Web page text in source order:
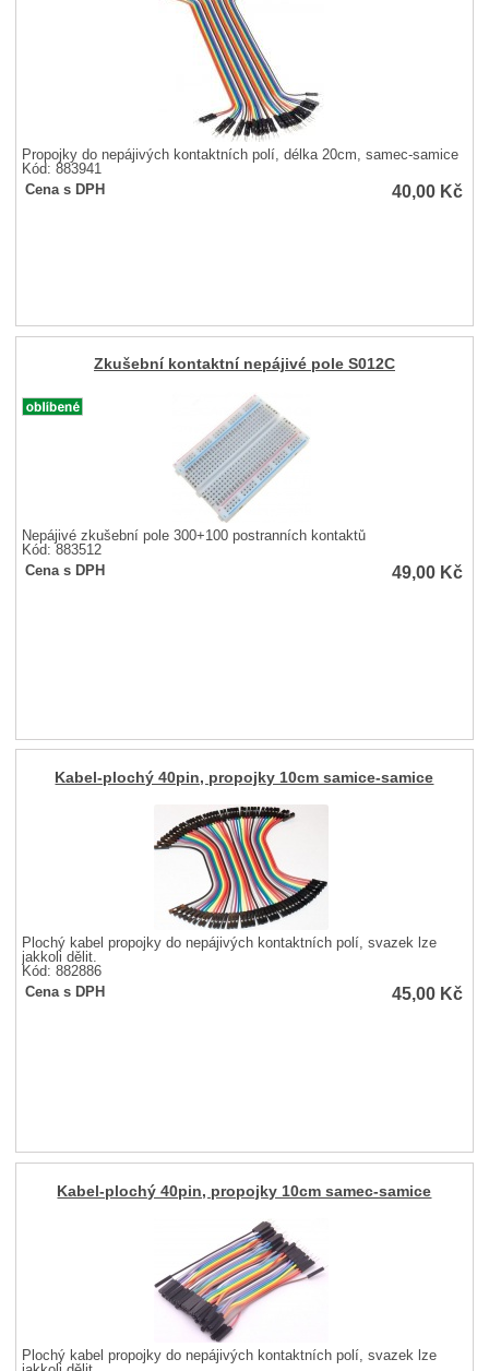
Propojky do nepájivých kontaktních polí, délka 20cm, samec-samice
Kód: 883941
Cena s DPH
40,00 Kč
Zkušební kontaktní nepájivé pole S012C
Nepájivé zkušební pole 300+100 postranních kontaktů
Kód: 883512
Cena s DPH
49,00 Kč
Kabel-plochý 40pin, propojky 10cm samice-samice
Plochý kabel propojky do nepájivých kontaktních polí, svazek lze
jakkoli dělit.
Kód: 882886
Cena s DPH
45,00 Kč
Kabel-plochý 40pin, propojky 10cm samec-samice
Plochý kabel propojky do nepájivých kontaktních polí, svazek lze